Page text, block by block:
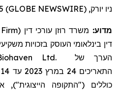
ניו יורק, Sept. 03, 2025 (GLOBE NEWSWIRE) --
מדוע: משרד רוזן עורכי דין (
דין בינלאומי העוסק בזכויות
הערך של Ltd.
התאריכים24 במרץ 2023 עד 14
כוללים ("התקופה